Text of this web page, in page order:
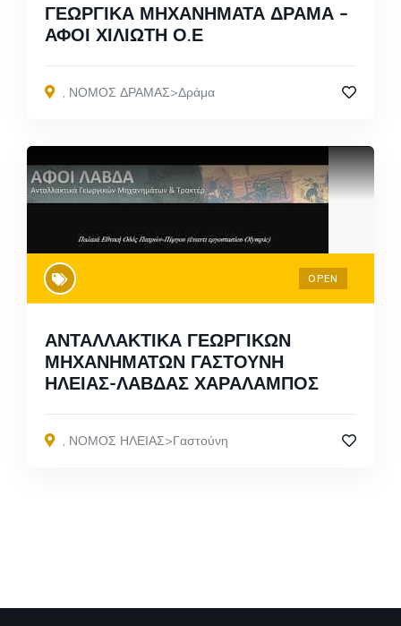
ΓΕΩΡΓΙΚΑ ΜΗΧΑΝΗΜΑΤΑ ΔΡΑΜΑ –
ΑΦΟΙ ΧΙΛΙΩΤΗ Ο.Ε
, ΝΟΜΟΣ ΔΡΑΜΑΣ>Δράμα
OPEN
ΑΝΤΑΛΛΑΚΤΙΚΑ ΓΕΩΡΓΙΚΩΝ
ΜΗΧΑΝΗΜΑΤΩΝ ΓΑΣΤΟΥΝΗ
ΗΛΕΙΑΣ-ΛΑΒΔΑΣ ΧΑΡΑΛΑΜΠΟΣ
, ΝΟΜΟΣ ΗΛΕΙΑΣ>Γαστούνη